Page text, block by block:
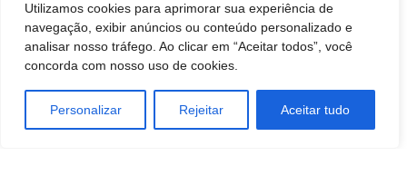
Utilizamos cookies para aprimorar sua experiência de
navegação, exibir anúncios ou conteúdo personalizado e
analisar nosso tráfego. Ao clicar em “Aceitar todos”, você
concorda com nosso uso de cookies.
Personalizar Rejeitar Aceitar tudo
BOTUCATU
Bokermann, de Botucatu, conquista vaga
em um dos maiores festivais de dança
do mundo
Botucatu: Obituário 08 de agosto de